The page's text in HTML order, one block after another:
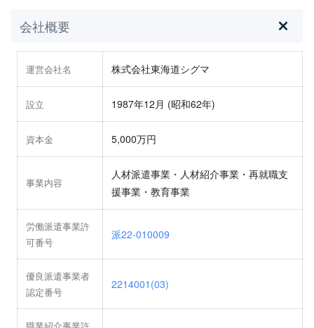
会社概要
運営会社名 株式会社東海道シグマ
設立 1987年12月 (昭和62年)
資本金 5,000万円
事業内容
人材派遣事業・人材紹介事業・再就職支
援事業・教育事業
労働派遣事業許
可番号
派22-010009
優良派遣事業者
認定番号
2214001(03)